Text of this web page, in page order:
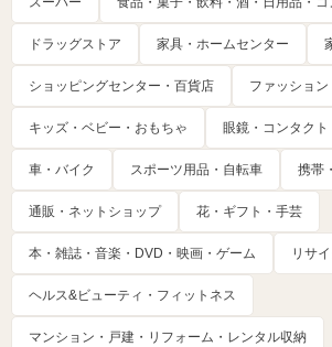
ドラッグストア 家具・ホームセンター
ショッピングセンター・百貨店 ファッション
キッズ・ベビー・おもちゃ 眼鏡・コンタク
車・バイク スポーツ用品・自転車 携帯
通販・ネットショップ 花・ギフト・手芸
本・雑誌・音楽・DVD・映画・ゲーム リサ
ヘルス&ビューティ・フィットネス
マンション・戸建・リフォーム・レンタル収納